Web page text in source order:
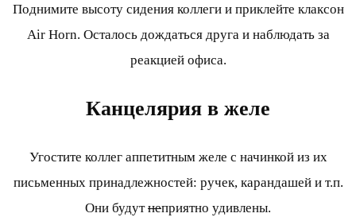
Поднимите высоту сидения коллеги и приклейте клаксон
Air Horn. Осталось дождаться друга и наблюдать за
реакцией офиса.
Канцелярия в желе
Угостите коллег аппетитным желе с начинкой из их
письменных принадлежностей: ручек, карандашей и т.п.
Они будутнеприятно удивлены.